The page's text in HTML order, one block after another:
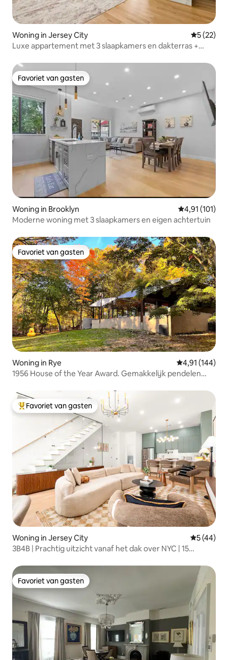
Woning in Jersey City
5 (22)
Luxe appartement met 3 slaapkamers en dakterras +
Favoriet van gasten
Favoriet van gasten
Woning in Brooklyn Gemiddelde
4,91 (101)
Moderne woning met 3 slaapkamers en eigen achtertuin
Favoriet van gasten
Favoriet van gasten
Woning in Rye Gemiddelde
4,91 (144)
1956 House of the Year Award. Gemakkelijk pendelen
Topfavoriet van gasten
Favoriet van gasten
Woning in Jersey City
5 (44)
3B4B | Prachtig uitzicht vanaf het dak over NYC | 15
Favoriet van gasten
Favoriet van gasten